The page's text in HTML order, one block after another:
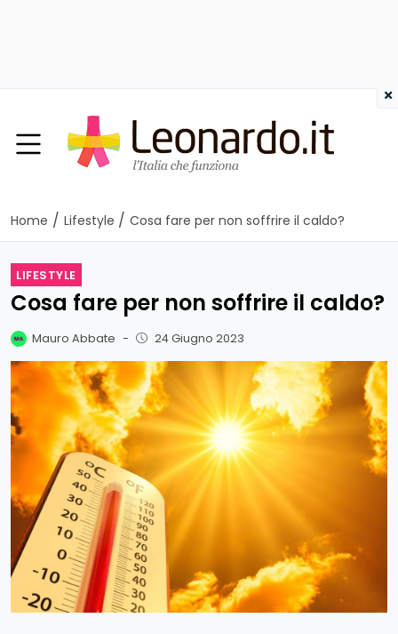
Home / Lifestyle / Cosa fare per non soffrire il caldo?
LIFESTYLE
Cosa fare per non soffrire il caldo?
Mauro Abbate - 24 Giugno 2023
×